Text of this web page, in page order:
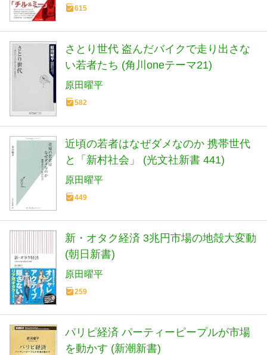
615
さとり世代 盗んだバイクで走り出さな
い若者たち (角川oneテーマ21)
原田曜平
582
近頃の若者はなぜダメなのか 携帯世代
と「新村社会」 (光文社新書 441)
原田曜平
449
新・オタク経済 3兆円市場の地殻大変動
(朝日新書)
原田曜平
259
パリピ経済 パーティーピープルが市場
を動かす (新潮新書)